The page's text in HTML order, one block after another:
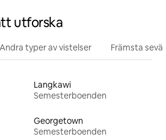
utforska
Andra typer av vistelser Främsta
Langkawi
Semesterboenden
Georgetown
Semesterboenden